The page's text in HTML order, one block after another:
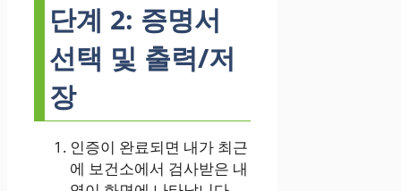
단계 2: 증명서
선택 및 출력/저
장
인증이 완료되면 내가 최근
에 보건소에서 검사받은 내